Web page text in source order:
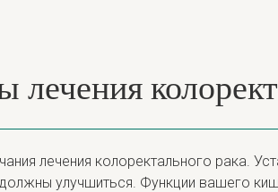
лечения колоректального рака.
улучшиться. Функции вашего